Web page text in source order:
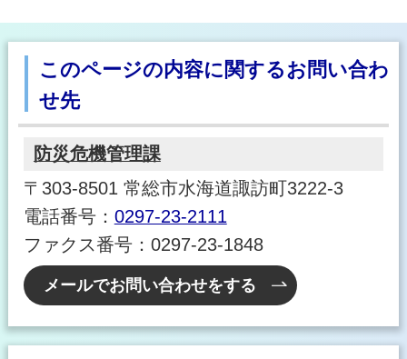
このページの内容に関するお問い合わ
せ先
防災危機管理課
〒303-8501 常総市水海道諏訪町3222-3
電話番号： 0297-23-2111
ファクス番号：0297-23-1848
メールでお問い合わせをする